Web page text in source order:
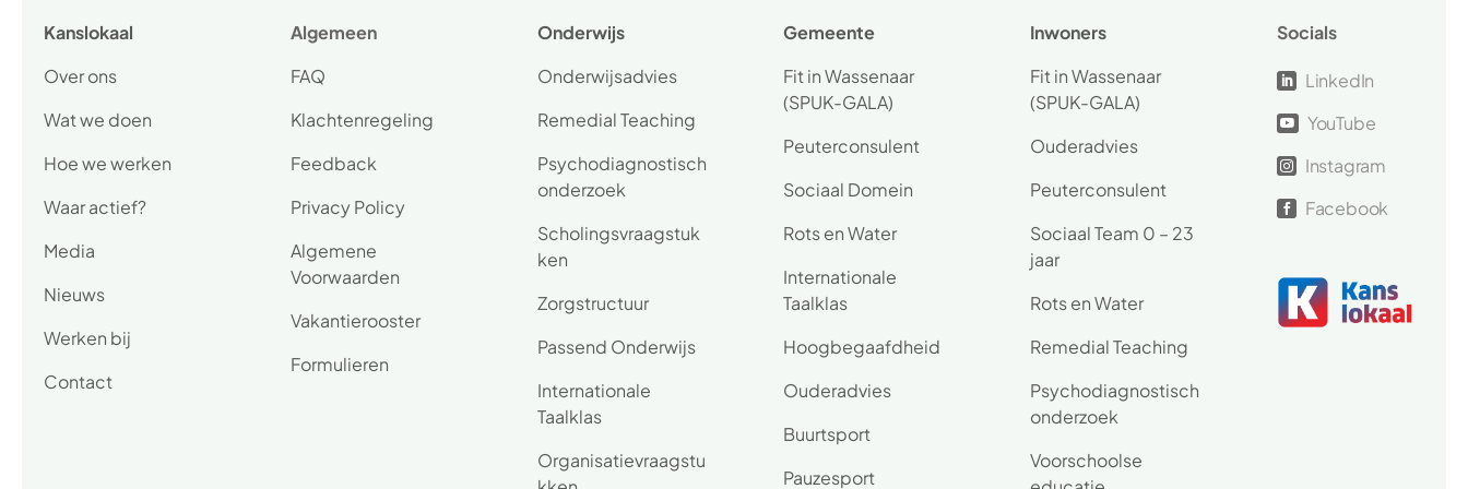
Kanslokaal
Over ons
Wat we doen
Hoe we werken
Waar actief?
Media
Nieuws
Werken bij
Contact
Algemeen
FAQ
Klachtenregeling
Feedback
Privacy Policy
Algemene
Voorwaarden
Vakantierooster
Formulieren
Onderwijs
Onderwijsadvies
Remedial Teaching
Psychodiagnostisch
onderzoek
Scholingsvraagstuk
ken
Zorgstructuur
Passend Onderwijs
Internationale
Taalklas
Organisatievraagstu
Gemeente
Fit in Wassenaar
(SPUK-GALA)
Peuterconsulent
Sociaal Domein
Rots en Water
Internationale
Taalklas
Hoogbegaafdheid
Ouderadvies
Buurtsport
Pauzesport
Inwoners
Fit in Wassenaar
(SPUK-GALA)
Ouderadvies
Peuterconsulent
Sociaal Team 0 – 23
jaar
Rots en Water
Remedial Teaching
Psychodiagnostisch
onderzoek
Voorschoolse
Socials
 LinkedIn
 YouTube
 Instagram
 Facebook